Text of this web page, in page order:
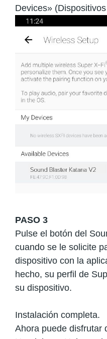
Devices»
PASO 3
Pulse el botón del
cuando se le solicite
dispositivo con la
hecho, su perfil de
su dispositivo.
Instalación completa.
Ahora puede disfrutar